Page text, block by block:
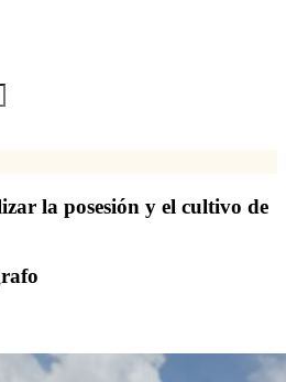
la posesión y el cultivo de